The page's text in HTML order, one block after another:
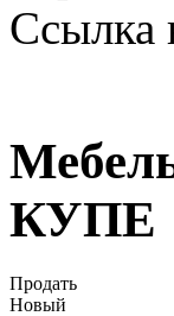
Ссылка
КУПЕ
Продать
Новый